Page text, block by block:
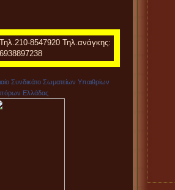
Τηλ.210-8547920 Τηλ.ανάγκης:
6938897238
Συνδικάτο Σωματείων Υπαιθρίων
Ελλάδας